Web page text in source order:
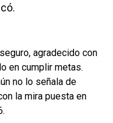
agradecido con
en cumplir metas.
no lo señala de
la mira puesta en